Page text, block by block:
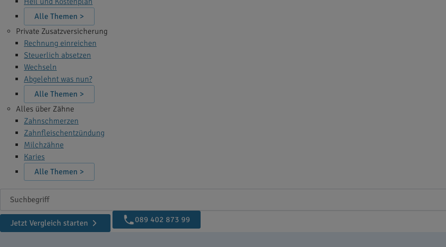
Alle Themen >
Private Zusatzversicherung
Rechnung einreichen
Steuerlich absetzen
Wechseln
Abgelehnt was nun?
Alle Themen >
Alles über Zähne
Zahnschmerzen
Zahnfleischentzündung
Milchzähne
Karies
Alle Themen >
Suchbegriff
Jetzt Vergleich starten
089 402 873 99